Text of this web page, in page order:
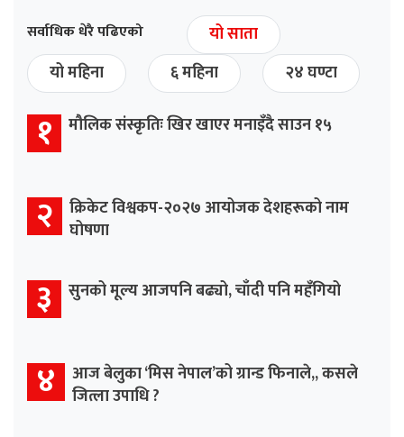
सर्वाधिक धेरै पढिएको
यो साता
यो महिना
६ महिना २४ घण्टा
१ मौलिक संस्कृतिः खिर खाएर मनाइँदै साउन १५
२ क्रिकेट विश्वकप-२०२७ आयोजक देशहरूको नाम
घोषणा
३ सुनको मूल्य आजपनि बढ्यो, चाँदी पनि महँगियो
४ आज बेलुका ‘मिस नेपाल’को ग्रान्ड फिनाले,, कसले
जित्ला उपाधि ?